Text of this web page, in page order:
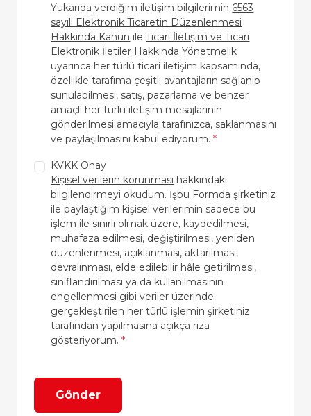
Yukarıda verdiğim iletişim bilgilerimin 6563
sayılı Elektronik Ticaretin Düzenlenmesi
Hakkında Kanun ileTicari İletişim ve Ticari
Elektronik İletiler Hakkında Yönetmelik
uyarınca her türlü ticari iletişim kapsamında,
özellikle tarafıma çeşitli avantajların sağlanıp
sunulabilmesi, satış, pazarlama ve benzer
amaçlı her türlü iletişim mesajlarının
gönderilmesi amacıyla tarafınızca, saklanmasını
ve paylaşılmasını kabul ediyorum.*
KVKK Onay
Kişisel verilerin korunması hakkındaki
bilgilendirmeyi okudum. İşbu Formda şirketiniz
ile paylaştığım kişisel verilerimin sadece bu
işlem ile sınırlı olmak üzere, kaydedilmesi,
muhafaza edilmesi, değiştirilmesi, yeniden
düzenlenmesi, açıklanması, aktarılması,
devralınması, elde edilebilir hâle getirilmesi,
sınıflandırılması ya da kullanılmasının
engellenmesi gibi veriler üzerinde
gerçekleştirilen her türlü işlemin şirketiniz
tarafından yapılmasına açıkça rıza
gösteriyorum.*
Gönder